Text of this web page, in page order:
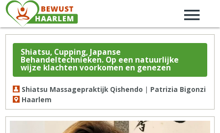
Shiatsu, Cupping, Japanse
Behandeltechnieken. Op een natuurlijke
wijze klachten voorkomen en genezen
Shiatsu Massagepraktijk Qishendo | Patrizia Bigonzi
Haarlem